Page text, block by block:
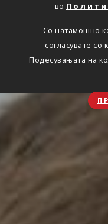
во
Со натамошно
согласувате
Подесувањата на